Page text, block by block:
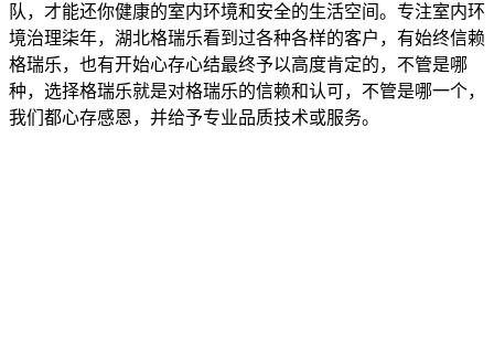
队，才能还你健康的室内环境和安全的生活空间。专注室内环
境治理柒年，湖北格瑞乐看到过各种各样的客户，有始终信赖
格瑞乐，也有开始心存心结最终予以高度肯定的，不管是哪
种，选择格瑞乐就是对格瑞乐的信赖和认可，不管是哪一个，
我们都心存感恩，并给予专业品质技术或服务。